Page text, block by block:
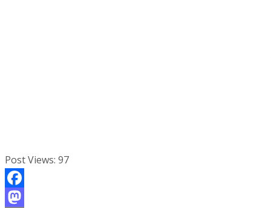
Post Views: 97
Facebook